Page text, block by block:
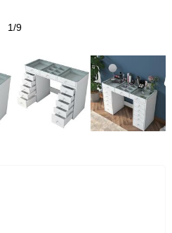
1/9